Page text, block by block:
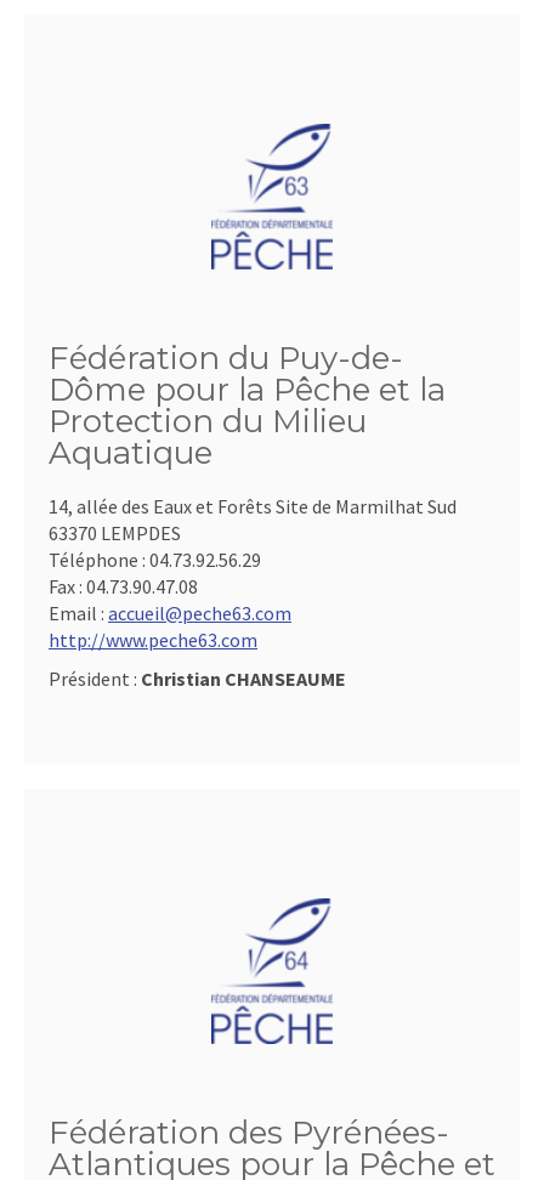
Fédération du Puy-de-
Dôme pour la Pêche et la
Protection du Milieu
Aquatique
14, allée des Eaux et Forêts Site de Marmilhat Sud
63370 LEMPDES
Téléphone : 04.73.92.56.29
Fax : 04.73.90.47.08
Email : accueil@peche63.com
http://www.peche63.com
Président : Christian CHANSEAUME
Fédération des Pyrénées-
Atlantiques pour la Pêche et